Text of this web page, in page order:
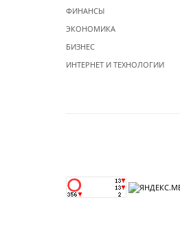
ФИНАНСЫ
ЭКОНОМИКА
БИЗНЕС
ИНТЕРНЕТ И ТЕХНОЛОГИИ